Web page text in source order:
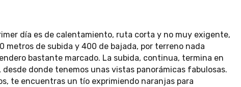
día es de calentamiento, ruta corta y no muy exigente,
metros de subida y 400 de bajada, por terreno nada
bastante marcado. La subida, continua, termina en
desde donde tenemos unas vistas panorámicas fabulosas.
te encuentras un tío exprimiendo naranjas para